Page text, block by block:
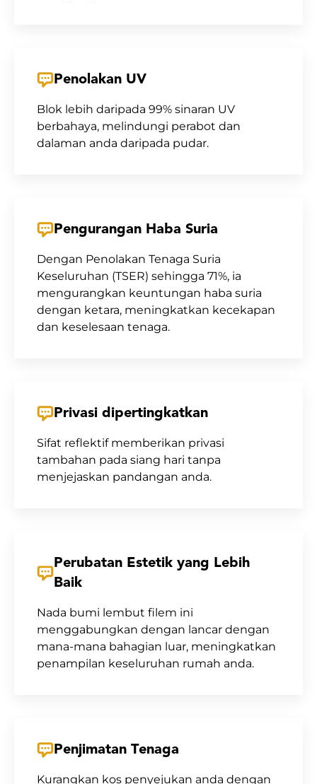
Penolakan UV
Blok lebih daripada 99% sinaran UV
berbahaya, melindungi perabot dan
dalaman anda daripada pudar.
Pengurangan Haba Suria
Dengan Penolakan Tenaga Suria
Keseluruhan (TSER) sehingga 71%, ia
mengurangkan keuntungan haba suria
dengan ketara, meningkatkan kecekapan
dan keselesaan tenaga.
Privasi dipertingkatkan
Sifat reflektif memberikan privasi
tambahan pada siang hari tanpa
menjejaskan pandangan anda.
Perubatan Estetik yang Lebih
Baik
Nada bumi lembut filem ini
menggabungkan dengan lancar dengan
mana-mana bahagian luar, meningkatkan
penampilan keseluruhan rumah anda.
Penjimatan Tenaga
Kurangkan kos penyejukan anda dengan